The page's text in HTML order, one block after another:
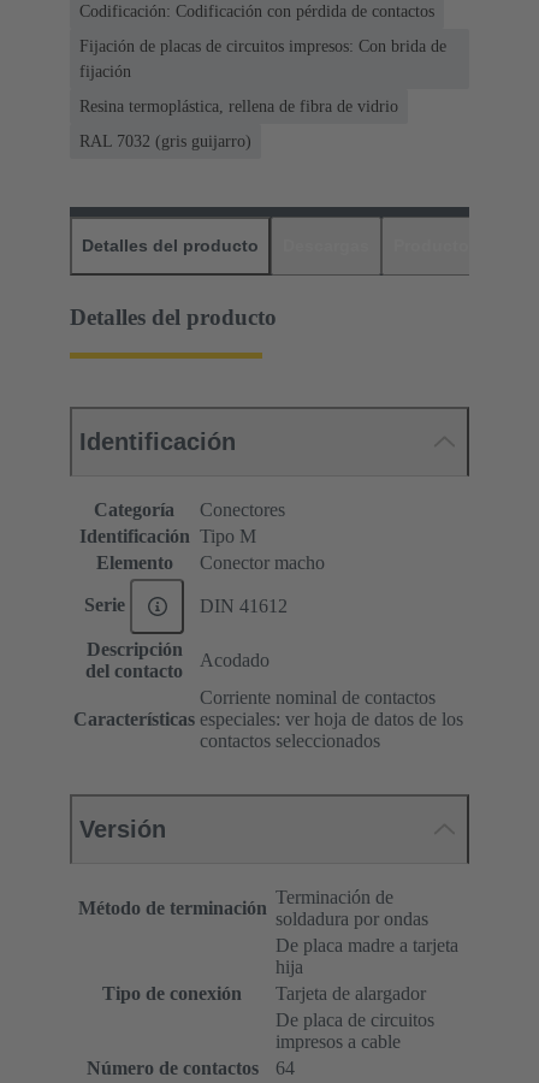
Codificación: Codificación con pérdida de contactos
Fijación de placas de circuitos impresos: Con brida de
fijación
Resina termoplástica, rellena de fibra de vidrio
RAL 7032 (gris guijarro)
Detalles del producto
Detalles del producto
Identificación
Categoría
Conectores
Identificación Tipo M
Elemento
Conector macho
Serie DIN 41612
Descripción
del contacto
Acodado
Características
Corriente nominal de contactos
especiales: ver hoja de datos de los
contactos seleccionados
Versión
Método de terminación
Terminación de
soldadura por ondas
Tipo de conexión
De placa madre a tarjeta
hija
Tarjeta de alargador
De placa de circuitos
impresos a cable
Número de contactos
64